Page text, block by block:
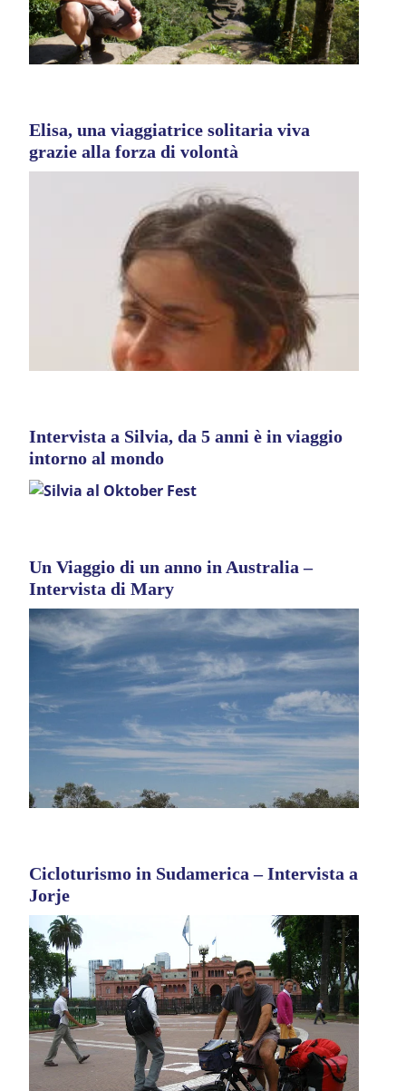
Elisa, una viaggiatrice solitaria viva
grazie alla forza di volontà
Intervista a Silvia, da 5 anni è in viaggio
intorno al mondo
Un Viaggio di un anno in Australia –
Intervista di Mary
Cicloturismo in Sudamerica – Intervista a
Jorje